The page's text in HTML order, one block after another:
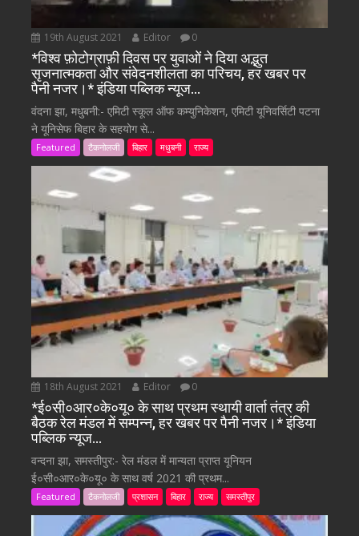
19th August 2021 Editor 0
*विश्व फ़ोटोग्राफ़ी दिवस पर युवाओं ने दिया अद्भुत
सृजनात्मकता और संवेदनशीलता का परिचय, हर खबर पर
पैनी नजर।* इंडिया पब्लिक न्यूज…
वंदना झा, मधुबनी:- एमिटी स्कूल ऑफ कम्युनिकेशन, एमिटी यूनिवर्सिटी पटना
ने यूनिसेफ बिहार के सहयोग से...
Featured टैकनोलजी बिहार मधुबनी राज्य
18th August 2021 Editor 0
*ई०सी०आर०के०यू० के साथ प्रथम स्थायी वार्ता तंत्र की
बैठक रेल मंडल में सम्पन्न, हर खबर पर पैनी नजर।* इंडिया
पब्लिक न्यूज…
वन्दना झा, समस्तीपुर:- रेल मंडल में मान्यता प्राप्त यूनियन
ई०सी०आर०के०यू० के साथ वर्ष 2021 की प्रथम...
Featured टैकनोलजी प्रशासन बिहार राज्य समस्तीपुर